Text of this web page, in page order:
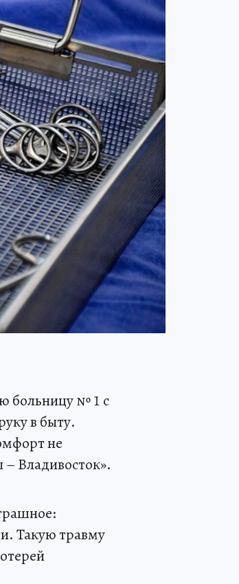
больницу № 1 с
в быту.
не
Владивосток».
Такую травму